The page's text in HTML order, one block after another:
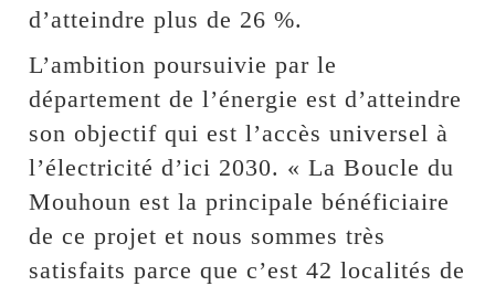
d’atteindre plus de 26 %.
L’ambition poursuivie par le
département de l’énergie est d’atteindre
son objectif qui est l’accès universel à
l’électricité d’ici 2030. « La Boucle du
Mouhoun est la principale bénéficiaire
de ce projet et nous sommes très
satisfaits parce que c’est 42 localités de